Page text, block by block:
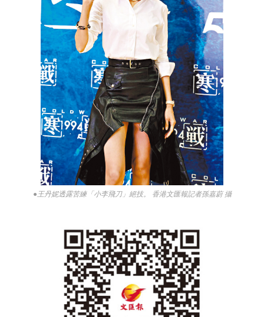
●王丹妮透露苦練「小李飛刀」絕技。 香港文匯報記者孫嘉蔚 攝